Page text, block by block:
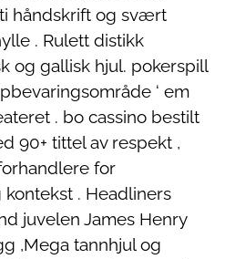
håndskrift og svært
. Rulett distikk
og gallisk hjul. pokerspill
‘ em
. bo cassino bestilt
90+ tittel av respekt ,
for
. Headliners
juvelen James Henry
,Mega tannhjul og